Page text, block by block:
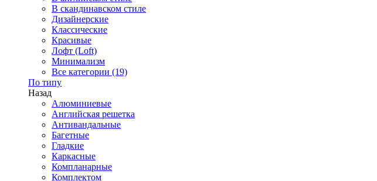
В скандинавском стиле
Дизайнерские
Классические
Красивые
Лофт (Loft)
Минимализм
Все категории (19)
По типу
Назад
Алюминиевые
Английская решетка
Антивандальные
Багетные
Гладкие
Каркасные
Компланарные
Комплектом